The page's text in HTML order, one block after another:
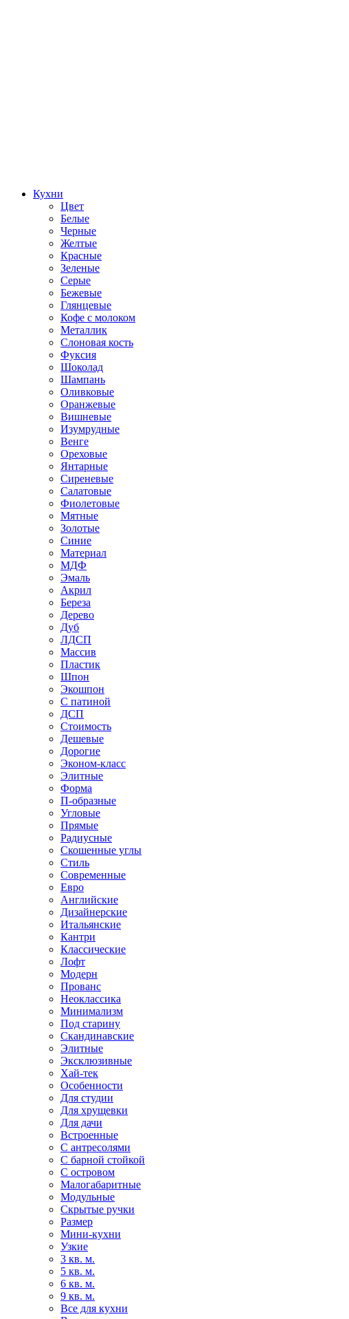
Кухни
Цвет
Белые
Черные
Желтые
Красные
Зеленые
Серые
Бежевые
Глянцевые
Кофе с молоком
Металлик
Слоновая кость
Фуксия
Шоколад
Шампань
Оливковые
Оранжевые
Вишневые
Изумрудные
Венге
Ореховые
Янтарные
Сиреневые
Салатовые
Фиолетовые
Мятные
Золотые
Синие
Материал
МДФ
Эмаль
Акрил
Береза
Дерево
Дуб
ЛДСП
Массив
Пластик
Шпон
Экошпон
С патиной
ДСП
Стоимость
Дешевые
Дорогие
Эконом-класс
Элитные
Форма
П-образные
Угловые
Прямые
Радиусные
Скошенные углы
Стиль
Современные
Евро
Английские
Дизайнерские
Итальянские
Кантри
Классические
Лофт
Модерн
Прованс
Неоклассика
Минимализм
Под старину
Скандинавские
Элитные
Эксклюзивные
Хай-тек
Особенности
Для студии
Для хрущевки
Для дачи
Встроенные
С антресолями
С барной стойкой
С островом
Малогабаритные
Модульные
Скрытые ручки
Размер
Мини-кухни
Узкие
3 кв. м.
5 кв. м.
6 кв. м.
9 кв. м.
Все для кухни